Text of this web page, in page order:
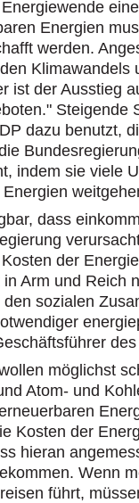
Energien
werden.
Klimawandels
ist der Ausstieg
Steigende
dazu benutzt,
indem sie viele
dass
der
in Arm und Reich
den sozialen
möglichst
Atom- und
Kosten der
hieran
Wenn
führt,